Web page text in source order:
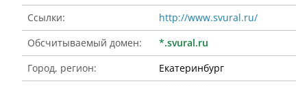
Ссылки:
http://www.svural.ru/
Обсчитываемый домен:
*.svural.ru
Город, регион:
Екатеринбург